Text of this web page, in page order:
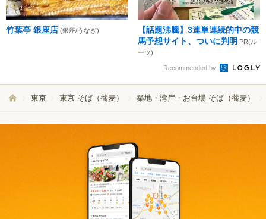
竹葉亭 銀座店 (銀座/うなぎ)
【話題沸騰】3連単連続的中の競
馬予想サイト、ついに判明 PR(ル
ーツ)
Recommended by
東京 東京 そば（蕎麦） 築地・湾岸・お台場 そば（蕎麦）